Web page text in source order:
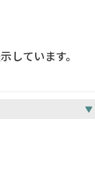
しています。